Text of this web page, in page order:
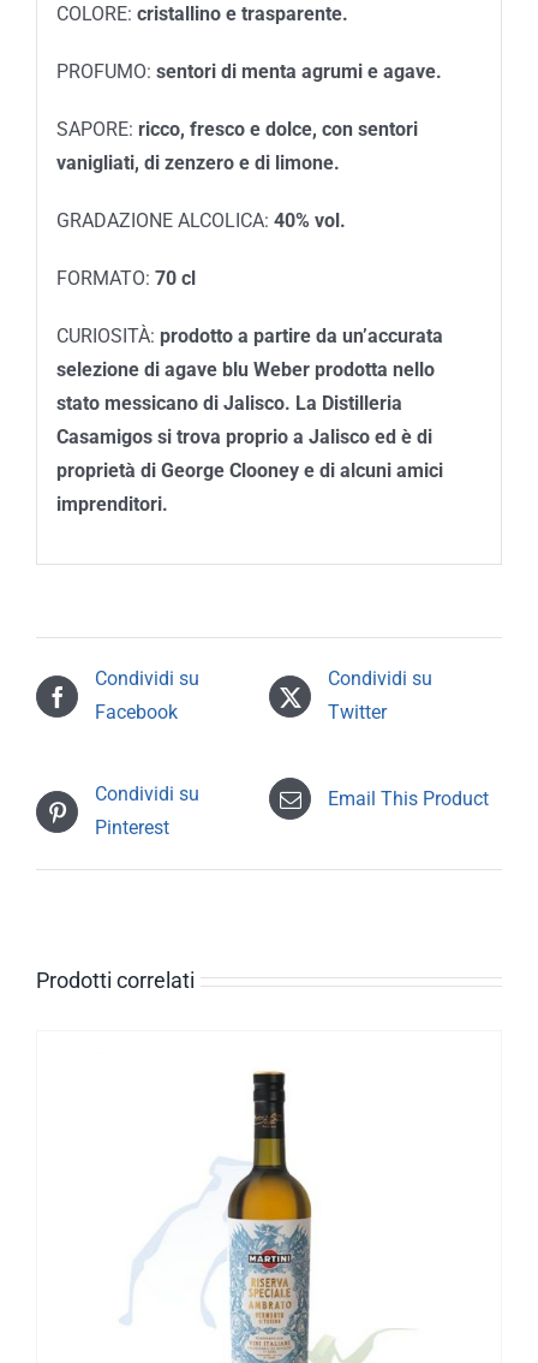
COLORE: cristallino e trasparente.
PROFUMO: sentori di menta agrumi e agave.
SAPORE: ricco, fresco e dolce, con sentori
vanigliati, di zenzero e di limone.
GRADAZIONE ALCOLICA: 40% vol.
FORMATO: 70 cl
CURIOSITÀ: prodotto a partire da un’accurata
selezione di agave blu Weber prodotta nello
stato messicano di Jalisco. La Distilleria
Casamigos si trova proprio a Jalisco ed è di
proprietà di George Clooney e di alcuni amici
imprenditori.
Condividi su
Facebook
Condividi su
Twitter
Condividi su
Pinterest
Email This Product
Prodotti correlati